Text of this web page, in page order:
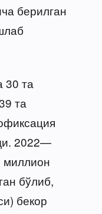
берилган
30 та
та
2022—
миллион
бўлиб,
бекор